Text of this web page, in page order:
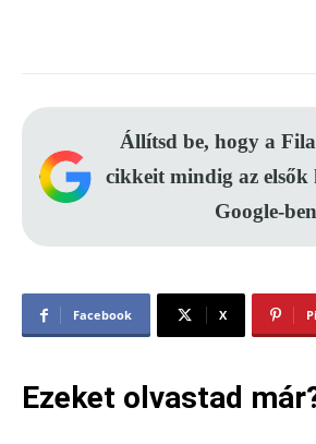
Állítsd be, hogy a
cikkeit mindig az elsők
Google-ben
Facebook X
Ezeket olvastad